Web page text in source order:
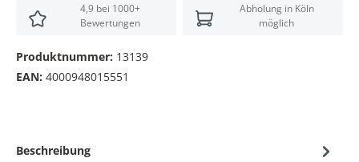
4,9 bei 1000+
Bewertungen
Abholung in Köln
möglich
Produktnummer: 13139
EAN: 4000948015551
Beschreibung